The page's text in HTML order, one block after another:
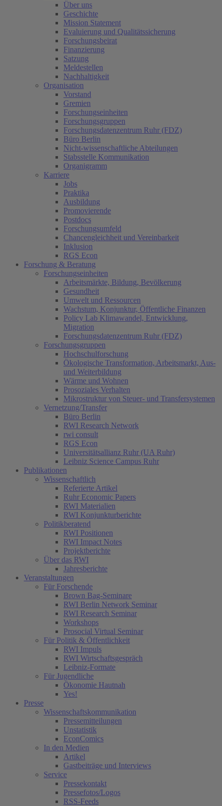
Über uns
Geschichte
Mission Statement
Evaluierung und Qualitätssicherung
Forschungsbeirat
Finanzierung
Satzung
Meldestellen
Nachhaltigkeit
Organisation
Vorstand
Gremien
Forschungseinheiten
Forschungsgruppen
Forschungsdatenzentrum Ruhr (FDZ)
Büro Berlin
Nicht-wissenschaftliche Abteilungen
Stabsstelle Kommunikation
Organigramm
Karriere
Jobs
Praktika
Ausbildung
Promovierende
Postdocs
Forschungsumfeld
Chancengleichheit und Vereinbarkeit
Inklusion
RGS Econ
Forschung & Beratung
Forschungseinheiten
Arbeitsmärkte, Bildung, Bevölkerung
Gesundheit
Umwelt und Ressourcen
Wachstum, Konjunktur, Öffentliche Finanzen
Policy Lab Klimawandel, Entwicklung,
Migration
Forschungsdatenzentrum Ruhr (FDZ)
Forschungsgruppen
Hochschulforschung
Ökologische Transformation, Arbeitsmarkt, Aus-
und Weiterbildung
Wärme und Wohnen
Prosoziales Verhalten
Mikrostruktur von Steuer- und Transfersystemen
Vernetzung/Transfer
Büro Berlin
RWI Research Network
rwi consult
RGS Econ
Universitätsallianz Ruhr (UA Ruhr)
Leibniz Science Campus Ruhr
Publikationen
Wissenschaftlich
Referierte Artikel
Ruhr Economic Papers
RWI Materialien
RWI Konjunkturberichte
Politikberatend
RWI Positionen
RWI Impact Notes
Projektberichte
Über das RWI
Jahresberichte
Veranstaltungen
Für Forschende
Brown Bag-Seminare
RWI Berlin Network Seminar
RWI Research Seminar(current)
Workshops
Prosocial Virtual Seminar
Für Politik & Öffentlichkeit
RWI Impuls
RWI Wirtschaftsgespräch
Leibniz-Formate
Für Jugendliche
Ökonomie Hautnah
Yes!
Presse
Wissenschaftskommunikation
Pressemitteilungen
Unstatistik
EconComics
In den Medien
Artikel
Gastbeiträge und Interviews
Service
Pressekontakt
Pressefotos/Logos
RSS-Feeds